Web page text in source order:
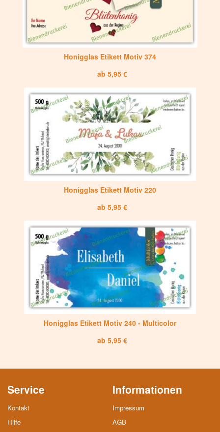
Honigglas Etikett Motiv 374
ab 5,95 €
Honigglas Etikett Motiv 220
ab 5,95 €
Honigglas Etikett Motiv 240 - Multicolor
ab 5,95 €
Service
Kontakt
Hilfe
Informationen
Impressum
AGB